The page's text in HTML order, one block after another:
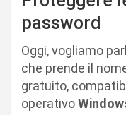
password
Oggi, vogliamo
che prende il
gratuito,
operativo